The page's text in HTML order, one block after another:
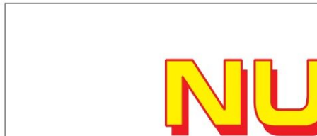
Saltar